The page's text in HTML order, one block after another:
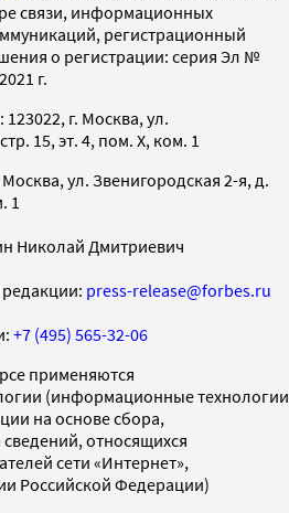
связи, информационных
регистрационный
о регистрации: серия Эл №
г.
г. Москва, ул.
15, эт. 4, пом. X, ком. 1
ул. Звенигородская 2-я, д.
1
Николай Дмитриевич
press-release@forbes.ru
+7 (495) 565-32-06
применяются
(информационные технологии
на основе сбора,
относящихся
сети «Интернет»,
Российской Федерации)